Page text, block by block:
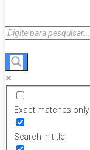
Exact matches only
Search in title